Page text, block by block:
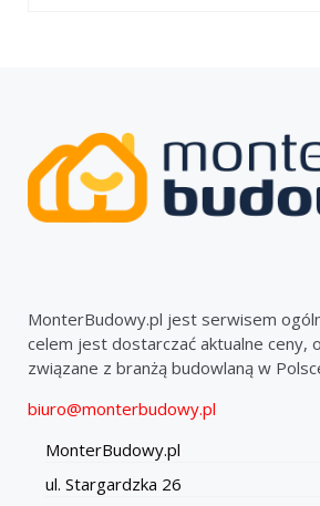
MonterBudowy.pl jest serwisem
celem jest dostarczać aktualne ceny,
związane z branżą budowlaną w
biuro@monterbudowy.pl
MonterBudowy.pl
ul. Stargardzka 26